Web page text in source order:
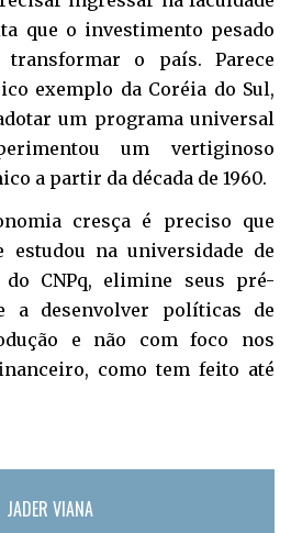
que o investimento pesado
transformar o país. Parece
exemplo da Coréia do Sul,
um programa universal
um vertiginoso
a partir da década de 1960.
cresça é preciso que
estudou na universidade de
CNPq, elimine seus pré-
a desenvolver políticas de
e não com foco nos
como tem feito até
JADER VIANA